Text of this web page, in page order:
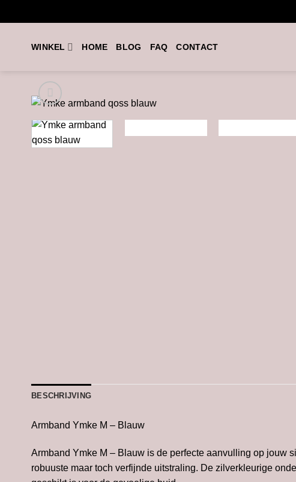
naar
WINKEL HOME BLOG FAQ CONTACT
BESCHRIJVING
Armband Ymke M – Blauw
Armband Ymke M – Blauw is de perfecte aanvulling op jouw
robuuste maar toch verfijnde uitstraling. De zilverkleurige